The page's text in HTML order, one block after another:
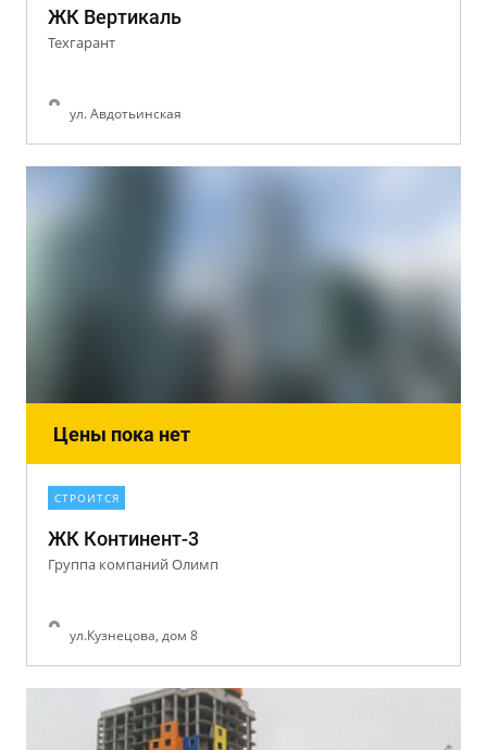
ЖК Вертикаль
Техгарант
ул. Авдотьинская
Цены пока нет
СТРОИТСЯ
ЖК Континент-3
Группа компаний Олимп
ул.Кузнецова, дом 8